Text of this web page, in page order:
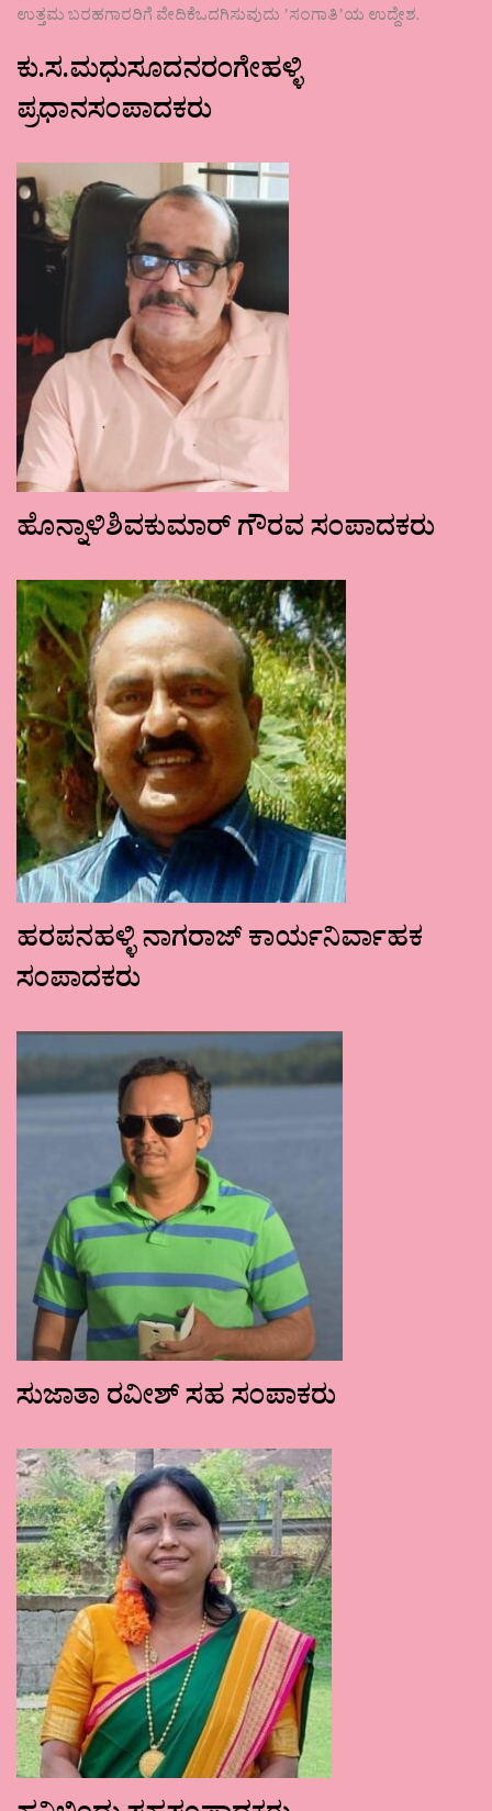
ಉತ್ತಮ ಬರಹಗಾರರಿಗೆ ವೇದಿಕೆಒದಗಿಸುವುದು ʼಸಂಗಾತಿʼಯ ಉದ್ದೇಶ.
ಕು.ಸ.ಮಧುಸೂದನರಂಗೇಹಳ್ಳಿ
ಪ್ರಧಾನಸಂಪಾದಕರು
ಹೊನ್ನಾಳಿಶಿವಕುಮಾರ್ ಗೌರವ ಸಂಪಾದಕರು
ಹರಪನಹಳ್ಳಿ ನಾಗರಾಜ್ ಕಾರ್ಯನಿರ್ವಾಹಕ
ಸಂಪಾದಕರು
ಸುಜಾತಾ ರವೀಶ್ ಸಹ ಸಂಪಾಕರು